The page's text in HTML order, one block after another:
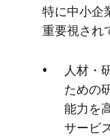
特に​中小企
重要視され
人材・
ための​
能力を​
サービ